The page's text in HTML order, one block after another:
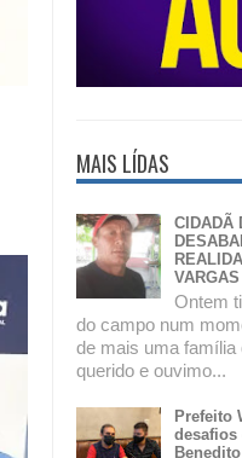
MAIS LÍDAS
CIDADÃ
Ontem
do campo num
de mais uma família
querido e ouvimo...
Prefeito
desafios